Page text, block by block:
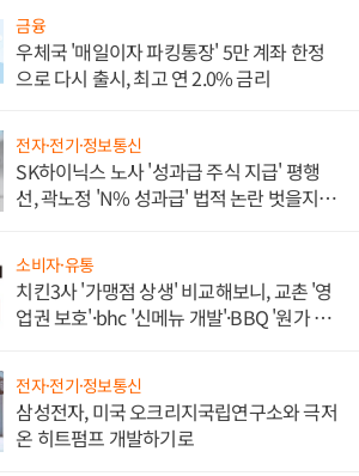
금융
우체국 '매일이자 파킹통장' 5만 계좌 한정
으로 다시 출시, 최고 연 2.0% 금리
전자·전기·정보통신
SK하이닉스 노사 '성과급 주식 지급' 평행
선, 곽노정 'N% 성과급' 법적 논란 벗을지 주
소비자·유통
치킨3사 '가맹점 상생' 비교해보니, 교촌 '영
업권 보호'·bhc '신메뉴 개발'·BBQ '원가 부
전자·전기·정보통신
삼성전자, 미국 오크리지국립연구소와 극저
온 히트펌프 개발하기로